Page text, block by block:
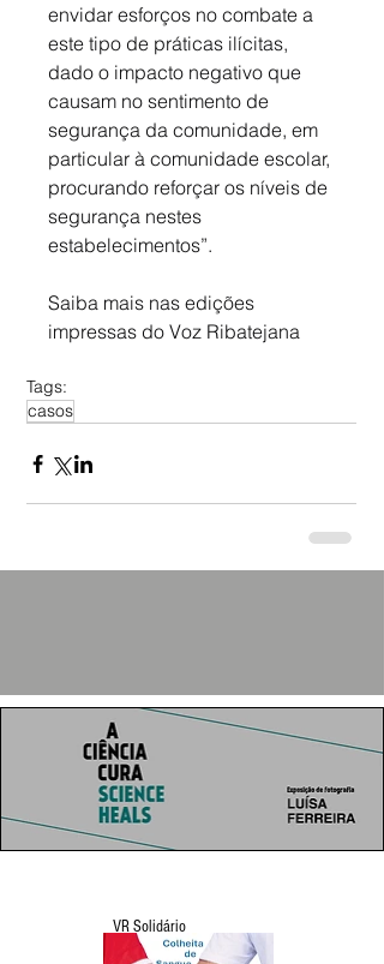
envidar esforços no combate a
este tipo de práticas ilícitas,
dado o impacto negativo que
causam no sentimento de
segurança da comunidade, em
particular à comunidade escolar,
procurando reforçar os níveis de
segurança nestes
estabelecimentos”.
Saiba mais nas edições
impressas do Voz Ribatejana
Tags:
casos
VR Solidário